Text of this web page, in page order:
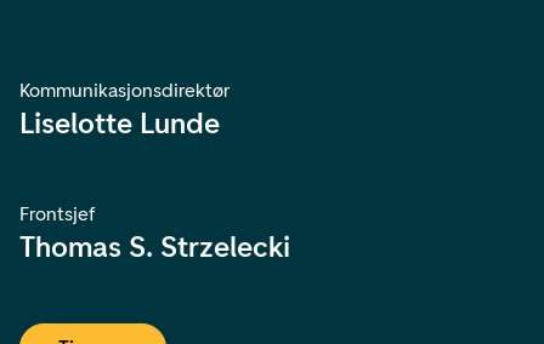
Kommunikasjonsdirektør
Liselotte Lunde
Frontsjef
Thomas S. Strzelecki